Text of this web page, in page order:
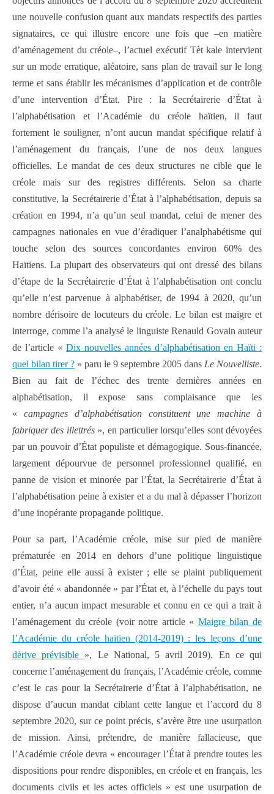
une nouvelle confusion quant aux mandats respectifs des parties
signataires, ce qui illustre encore une fois que –en matière
d’aménagement du créole–, l’actuel exécutif Tèt kale intervient
sur un mode erratique, aléatoire, sans plan de travail sur le long
terme et sans établir les mécanismes d’application et de contrôle
d’une intervention d’État. Pire : la Secrétairerie d’État à
l’alphabétisation et l’Académie du créole haïtien, il faut
fortement le souligner, n’ont aucun mandat spécifique relatif à
l’aménagement du français, l’une de nos deux langues
officielles. Le mandat de ces deux structures ne cible que le
créole mais sur des registres différents. Selon sa charte
constitutive, la Secrétairerie d’État à l’alphabétisation, depuis sa
création en 1994, n’a qu’un seul mandat, celui de mener des
campagnes nationales en vue d’éradiquer l’analphabétisme qui
touche selon des sources concordantes environ 60% des
Haïtiens. La plupart des observateurs qui ont dressé des bilans
d’étape de la Secrétairerie d’État à l’alphabétisation ont conclu
qu’elle n’est parvenue à alphabétiser, de 1994 à 2020, qu’un
nombre dérisoire de locuteurs du créole. Le bilan est maigre et
interroge, comme l’a analysé le linguiste Renauld Govain auteur
de l’article « Dix nouvelles années d’alphabétisation en Haïti :
quel bilan tirer ? » paru le 9 septembre 2005 dans Le Nouvelliste.
Bien au fait de l’échec des trente dernières années en
alphabétisation, il expose sans complaisance que les
« campagnes d’alphabétisation constituent une machine à
fabriquer des illettrés», en particulier lorsqu’elles sont dévoyées
par un pouvoir d’État populiste et démagogique. Sous-financée,
largement dépourvue de personnel professionnel qualifié, en
panne de vision et minorée par l’État, la Secrétairerie d’État à
l’alphabétisation peine à exister et a du mal à dépasser l’horizon
d’une inopérante propagande politique.
Pour sa part, l’Académie créole, mise sur pied de manière
prématurée en 2014 en dehors d’une politique linguistique
d’État, peine elle aussi à exister ; elle se plaint publiquement
d’avoir été « abandonnée » par l’État et, à l’échelle du pays tout
entier, n’a aucun impact mesurable et connu en ce qui a trait à
l’aménagement du créole (voir notre article « Maigre bilan de
l’Académie du créole haïtien (2014-2019) : les leçons d’une
dérive prévisible », Le National, 5 avril 2019). En ce qui
concerne l’aménagement du français, l’Académie créole, comme
c’est le cas pour la Secrétairerie d’État à l’alphabétisation, ne
dispose d’aucun mandat ciblant cette langue et l’accord du 8
septembre 2020, sur ce point précis, s’avère être une usurpation
de mission. Ainsi, prétendre, de manière fallacieuse, que
l’Académie créole devra « encourager l’État à prendre toutes les
dispositions pour rendre disponibles, en créole et en français, les
documents civils et les actes officiels » est une usurpation de